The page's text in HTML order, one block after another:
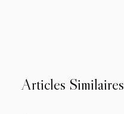
Articles Similaires